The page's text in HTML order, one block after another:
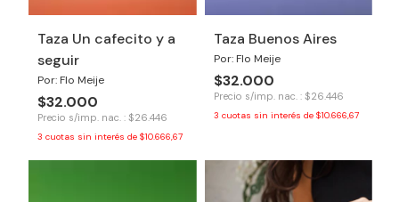
Taza Un cafecito y a
seguir
Por: Flo Meije
$32.000
Precio s/imp. nac. : $26.446
3 cuotas sin interés de $10.666,67
Taza Buenos Aires
Por: Flo Meije
$32.000
Precio s/imp. nac. : $26.446
3 cuotas sin interés de $10.666,67